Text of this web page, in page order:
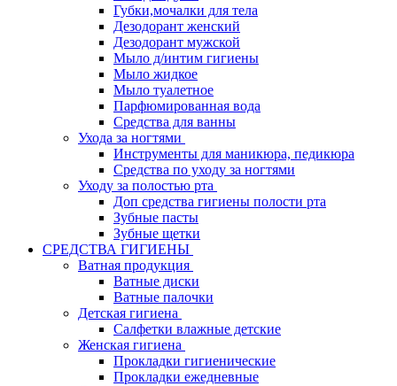
Губки,мочалки для тела
Дезодорант женский
Дезодорант мужской
Мыло д/интим гигиены
Мыло жидкое
Мыло туалетное
Парфюмированная вода
Средства для ванны
Ухода за ногтями
Инструменты для маникюра, педикюра
Средства по уходу за ногтями
Уходу за полостью рта
Доп средства гигиены полости рта
Зубные пасты
Зубные щетки
СРЕДСТВА ГИГИЕНЫ
Ватная продукция
Ватные диски
Ватные палочки
Детская гигиена
Салфетки влажные детские
Женская гигиена
Прокладки гигиенические
Прокладки ежедневные